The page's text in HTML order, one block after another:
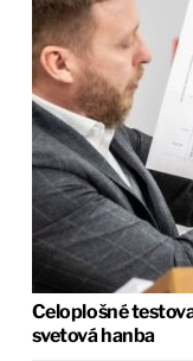
Celoplošné
svetová hanba